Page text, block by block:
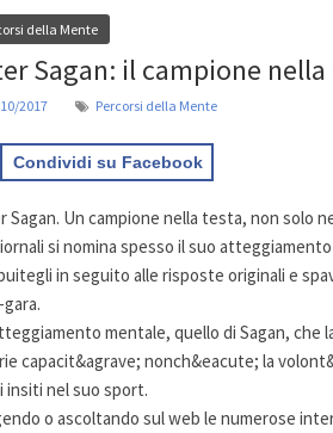
della Mente
Sagan: il campione
2017 Percorsi della Mente
Condividi su Facebook
Sagan. Un campione nella testa, non solo
si nomina spesso il suo
in seguito alle risposte originali e
mentale, quello di Sagan, che
capacit&agrave; nonch&eacute; la
insiti nel suo sport.
o ascoltando sul web le numerose